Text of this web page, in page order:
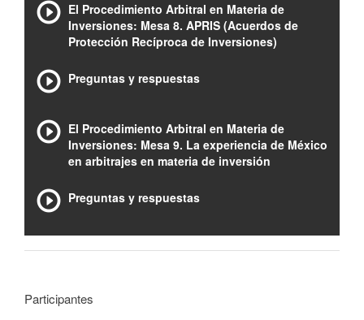
El Procedimiento Arbitral en Materia de
Inversiones: Mesa 8. APRIS (Acuerdos de
Protección Recíproca de Inversiones)
Preguntas y respuestas
El Procedimiento Arbitral en Materia de
Inversiones: Mesa 9. La experiencia de México
en arbitrajes en materia de inversión
Preguntas y respuestas
Participantes